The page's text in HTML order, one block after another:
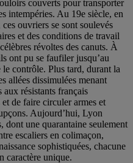
couverts pour transporter
intempéries. Au 19e siècle, en
ouvriers se sont soulevés
et des conditions de travail
révoltes des canuts. À
ont pu se faufiler jusqu’au
contrôle. Plus tard, durant la
allées dissimulées menant
aux résistants français
de faire circuler armes et
Aujourd’hui, Lyon
dont une quarantaine seulement
escaliers en colimaçon,
sophistiquées, chacune
caractère unique.